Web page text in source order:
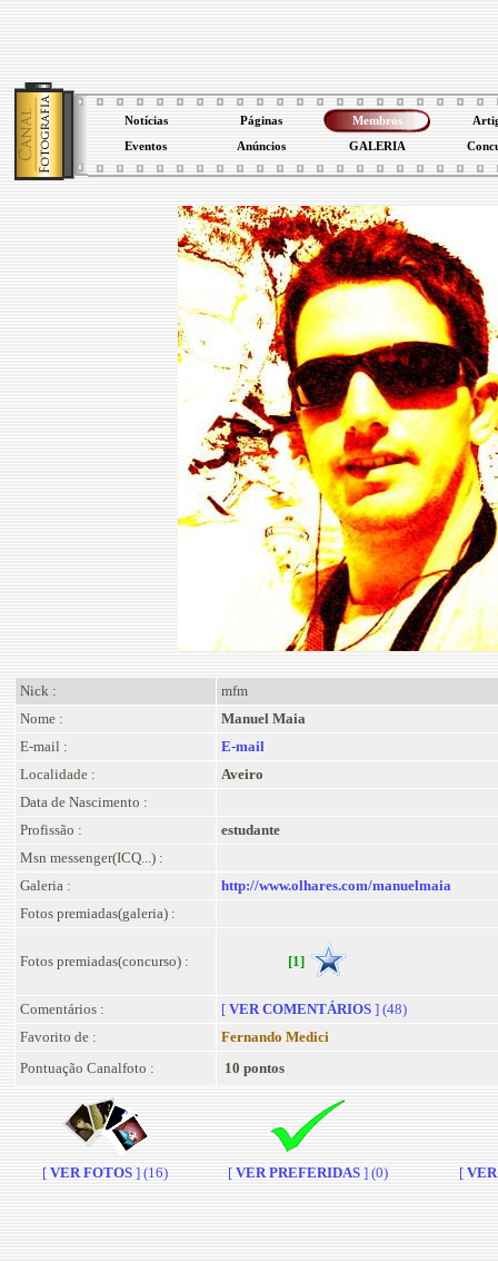
Notícias Páginas Membros
Eventos Anúncios GALERIA
Nick :
mfm
Nome :
Manuel Maia
E-mail :
E-mail
Localidade :
Aveiro
Data de Nascimento :
Profissão :
estudante
Msn messenger(ICQ...) :
Galeria :
http://www.olhares.com/manuelmaia
Fotos premiadas(galeria) :
Fotos premiadas(concurso) : [1]
Comentários : [ VER COMENTÁRIOS ] (48)
Favorito de :
Fernando Medici
Pontuação Canalfoto :
10 pontos
[ VER FOTOS ] (16) [ VER PREFERIDAS ] (0) [